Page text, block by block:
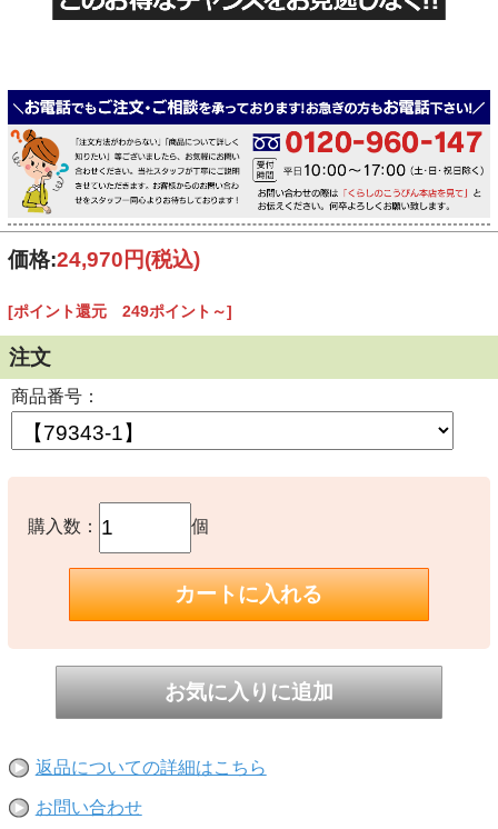
価格:24,970円(税込)
[ポイント還元 249ポイント～]
注文
商品番号：
購入数： 個
返品についての詳細はこちら
お問い合わせ